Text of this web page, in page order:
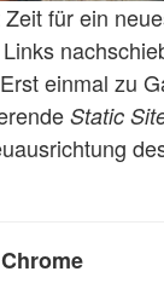
für ein
einmal zu
Static